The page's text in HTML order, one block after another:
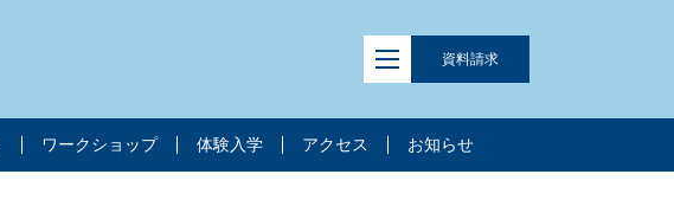
資料請求
ワークショップ 体験入学 アクセス お知らせ